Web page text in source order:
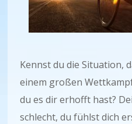
Kennst du die Situation,
einem großen
du es dir erhofft hast?
schlecht, du fühlst dich